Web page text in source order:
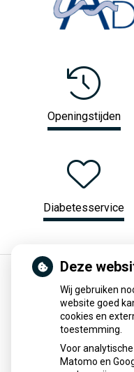
Openingstijden
Diabetesservice
Stoppen met
zonder
gewichtstoename
Stoppen met
Deze
Wij gebruiken
website goed
cookies en
toestemming.
Voor
Matomo en